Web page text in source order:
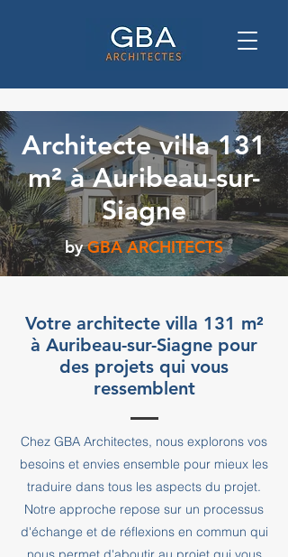
Architecte villa 131
m² à Auribeau-sur-
Siagne
by GBA ARCHITECTS
Votre architecte villa 131 m²
à Auribeau-sur-Siagne pour
des projets qui vous
ressemblent
Chez GBA Architectes, nous explorons vos
besoins et envies ensemble pour mieux les
traduire dans tous les aspects du projet.
Notre approche repose sur un processus
d'échange et de réflexions en commun qui